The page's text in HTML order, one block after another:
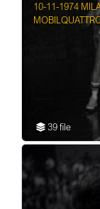
10-11-1974
39 file